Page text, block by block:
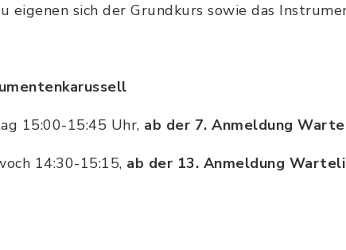
eigenen sich der Grundkurs sowie das
15:00-15:45 Uhr, ab der 7. Anmeldung
14:30-15:15, ab der 13. Anmeldung